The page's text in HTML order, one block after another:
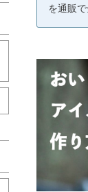
を通販